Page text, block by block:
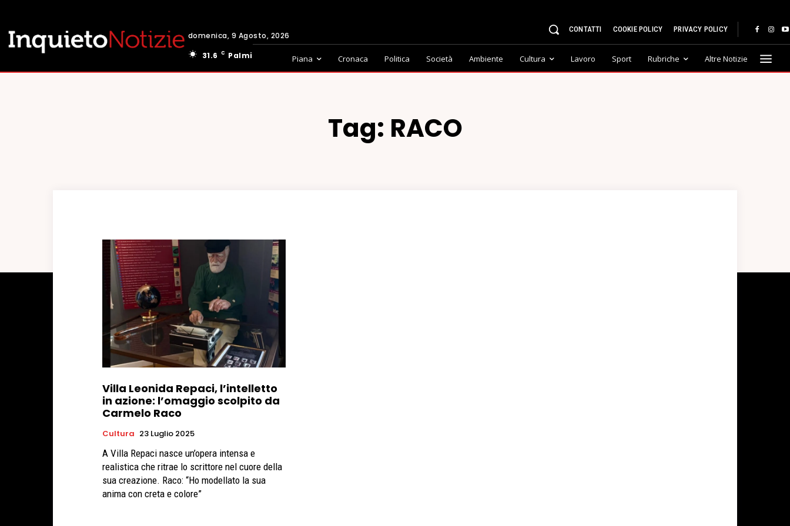
domenica, 9 Agosto, 2026
31.6
C Palmi
CONTATTI COOKIE POLICY PRIVACY POLICY
Piana Cronaca Politica Società Ambiente Cultura Lavoro Sport Rubriche Altre Notizie
Tag: RACO
Villa Leonida Repaci, l’intelletto
in azione: l’omaggio scolpito da
Carmelo Raco
Cultura 23 Luglio 2025
A Villa Repaci nasce un’opera intensa e
realistica che ritrae lo scrittore nel cuore della
sua creazione. Raco: “Ho modellato la sua
anima con creta e colore”